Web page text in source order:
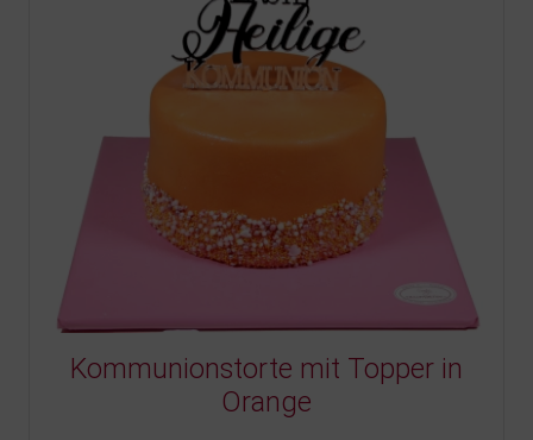
Kommunionstorte mit Topper in
Orange